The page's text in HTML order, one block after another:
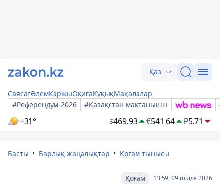
Қаз
СаясатӘлемҚаржыОқиғаҚұқықМақалалар
#Референдум-2026
#Қазақстан мақтанышы
+31° $469.93 €541.64 ₽5.71
Басты Барлық жаңалықтар Қоғам тынысы
13:59, 09 шілде 2026
Қоғам